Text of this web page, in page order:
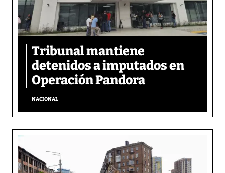
Tribunal mantiene
detenidos a imputados en
Operación Pandora
NACIONAL